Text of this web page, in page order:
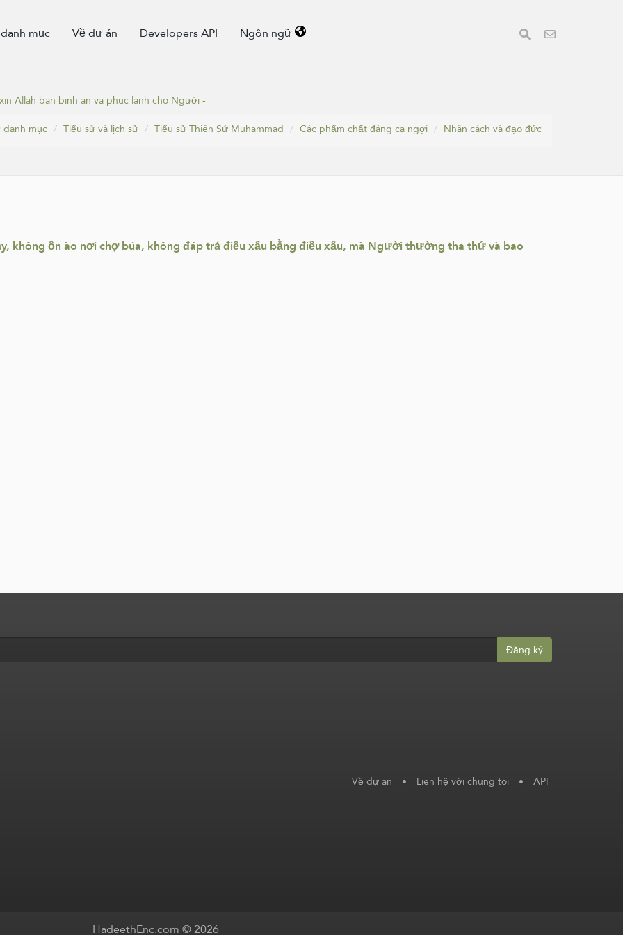
mục Về dự án Developers API Ngôn ngữ
Allah ban bình an và phúc lành cho Người -
danh mục Tiểu sử và lịch sử Tiểu sử Thiên Sứ Muhammad Các phẩm chất đáng ca ngợi Nhân cách và đạo đức
không ồn ào nơi chợ búa, không đáp trả điều xấu bằng điều xấu, mà Người thường tha thứ và bao
Đăng ký
Về dự án • Liên hệ với chúng tôi • API
HadeethEnc.com © 2026